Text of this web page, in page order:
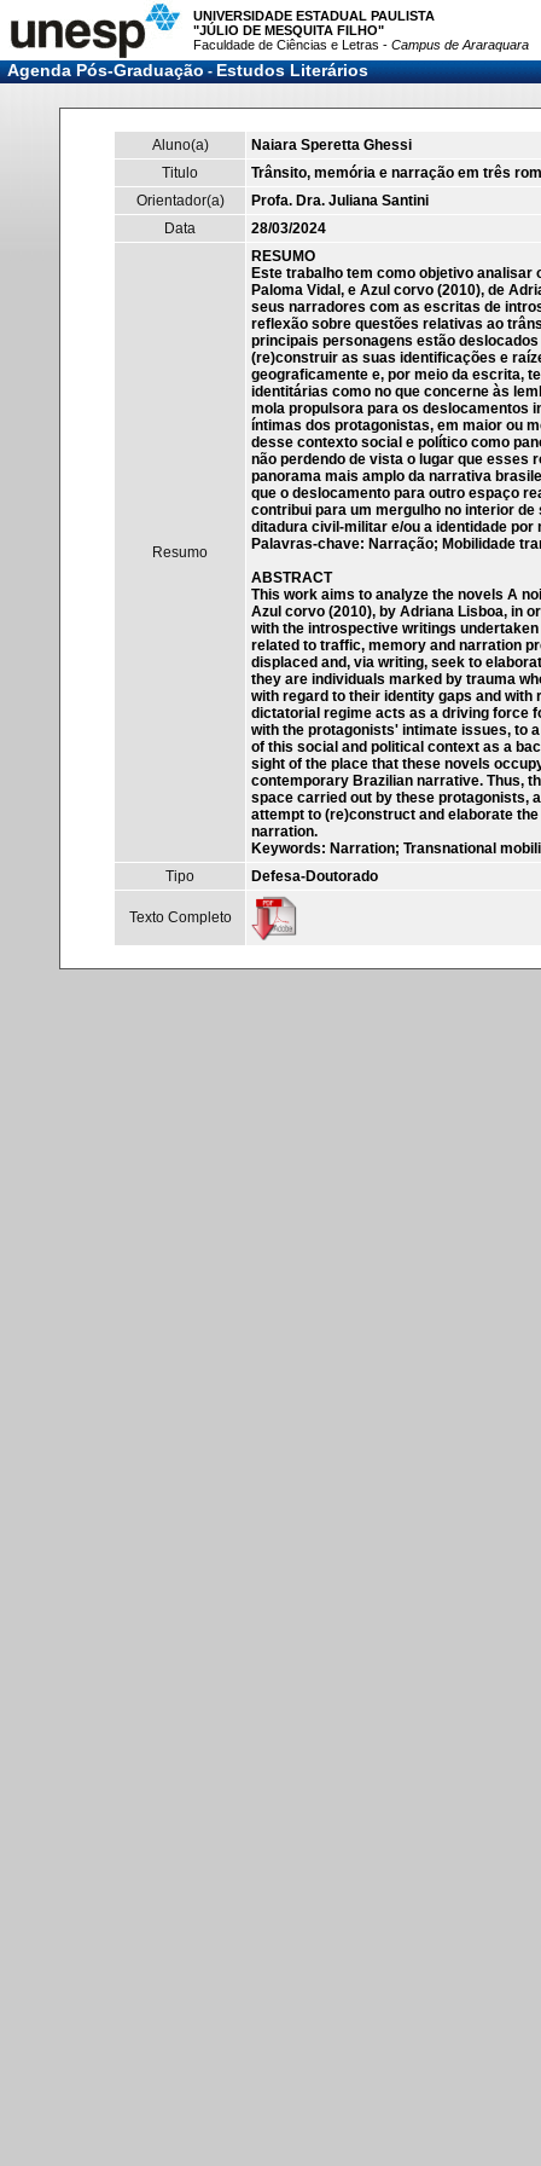
UNIVERSIDADE ESTADUAL PAULISTA
"JÚLIO DE MESQUITA FILHO"
Faculdade de Ciências e Letras - Campus de Araraquara
Agenda Pós-Graduação-Estudos Literários
Aluno(a)
Naiara Speretta Ghessi
Titulo
Trânsito, memória e narração em três
Orientador(a)
Profa. Dra. Juliana Santini
Data
28/03/2024
Resumo
RESUMO
Este trabalho tem como objetivo analisar
Paloma Vidal, e Azul corvo (2010), de
seus narradores com as escritas de
reflexão sobre questões relativas ao
principais personagens estão
(re)construir as suas identificações e
geograficamente e, por meio da escrita,
identitárias como no que concerne às
mola propulsora para os deslocamentos
íntimas dos protagonistas, em maior ou
desse contexto social e político como
não perdendo de vista o lugar que esses
panorama mais amplo da narrativa
que o deslocamento para outro espaço
contribui para um mergulho no interior
ditadura civil-militar e/ou a identidade por
Palavras-chave: Narração; Mobilidade
ABSTRACT
This work aims to analyze the novels A
Azul corvo (2010), by Adriana Lisboa, in
with the introspective writings
related to traffic, memory and narration
displaced and, via writing, seek to
they are individuals marked by trauma
with regard to their identity gaps and
dictatorial regime acts as a driving force
with the protagonists' intimate issues, to
of this social and political context as a
sight of the place that these novels
contemporary Brazilian narrative. Thus,
space carried out by these protagonists,
attempt to (re)construct and elaborate
narration.
Keywords: Narration; Transnational
Tipo
Defesa-Doutorado
Texto Completo